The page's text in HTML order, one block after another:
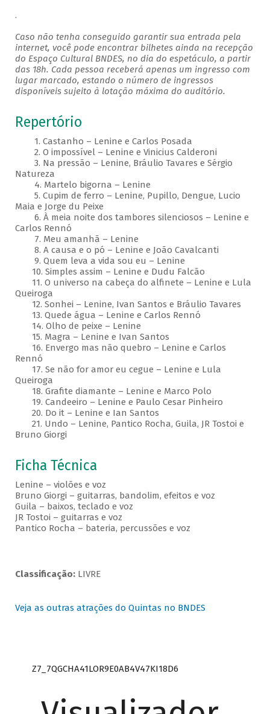
.
Caso não tenha conseguido garantir sua entrada pela
internet, você pode encontrar bilhetes ainda na recepção
do Espaço Cultural BNDES, no dia do espetáculo, a partir
das 18h. Cada pessoa receberá apenas um ingresso com
lugar marcado, estando o número de ingressos
disponíveis sujeito à lotação máxima do auditório.
Repertório
1. Castanho – Lenine e Carlos Posada
2. O impossível – Lenine e Vinicius Calderoni
3. Na pressão – Lenine, Bráulio Tavares e Sérgio
Natureza
4. Martelo bigorna – Lenine
5. Cupim de ferro – Lenine, Pupillo, Dengue, Lucio
Maia e Jorge du Peixe
6. À meia noite dos tambores silenciosos – Lenine e
Carlos Rennó
7. Meu amanhã – Lenine
8. A causa e o pó – Lenine e João Cavalcanti
9. Quem leva a vida sou eu – Lenine
10. Simples assim – Lenine e Dudu Falcão
11. O universo na cabeça do alfinete – Lenine e Lula
Queiroga
12. Sonhei – Lenine, Ivan Santos e Bráulio Tavares
13. Quede água – Lenine e Carlos Rennó
14. Olho de peixe – Lenine
15. Magra – Lenine e Ivan Santos
16. Envergo mas não quebro – Lenine e Carlos
Rennó
17. Se não for amor eu cegue – Lenine e Lula
Queiroga
18. Grafite diamante – Lenine e Marco Polo
19. Candeeiro – Lenine e Paulo Cesar Pinheiro
20. Do it – Lenine e Ian Santos
21. Undo – Lenine, Pantico Rocha, Guila, JR Tostoi e
Bruno Giorgi
Ficha Técnica
Lenine – violões e voz
Bruno Giorgi – guitarras, bandolim, efeitos e voz
Guila – baixos, teclado e voz
JR Tostoi – guitarras e voz
Pantico Rocha – bateria, percussões e voz
Classificação: LIVRE
Veja as outras atrações do Quintas no BNDES
Z7_7QGCHA41LOR9E0AB4V47KI18D6